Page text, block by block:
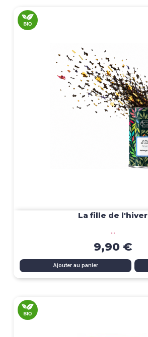
La fille de l'hiver
...
9,90 €
Ajouter au panier